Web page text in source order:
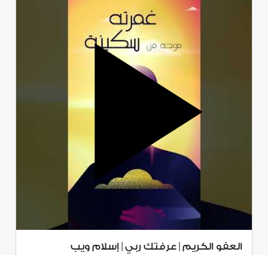
العفو الكريم | عرفتك ربي | إسلام ويب